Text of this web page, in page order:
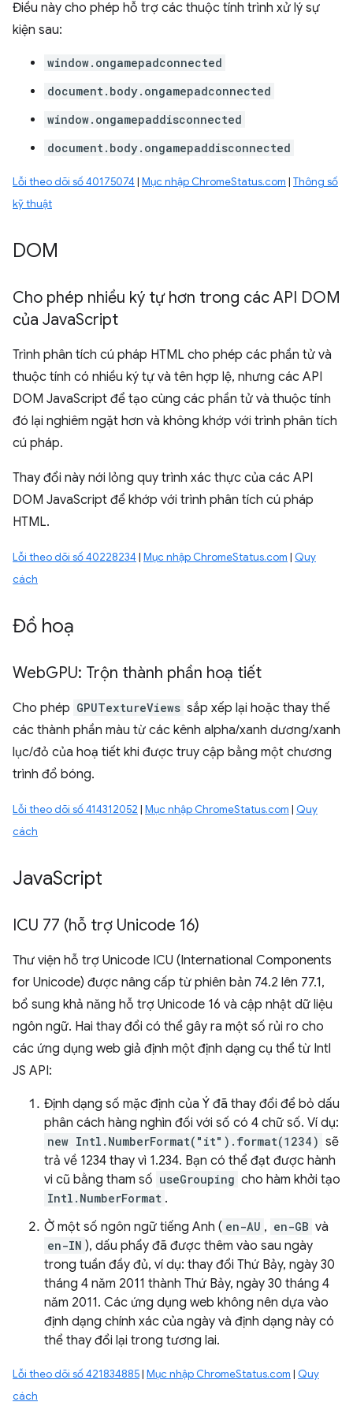
Điều này cho phép hỗ trợ các thuộc tính trình xử lý sự
kiện sau:
window.ongamepadconnected
document.body.ongamepadconnected
window.ongamepaddisconnected
document.body.ongamepaddisconnected
Lỗi theo dõi số 40175074 | Mục nhập ChromeStatus.com | Thông số
kỹ thuật
DOM
Cho phép nhiều ký tự hơn trong các API DOM
của JavaScript
Trình phân tích cú pháp HTML cho phép các phần tử và
thuộc tính có nhiều ký tự và tên hợp lệ, nhưng các API
DOM JavaScript để tạo cùng các phần tử và thuộc tính
đó lại nghiêm ngặt hơn và không khớp với trình phân tích
cú pháp.
Thay đổi này nới lỏng quy trình xác thực của các API
DOM JavaScript để khớp với trình phân tích cú pháp
HTML.
Lỗi theo dõi số 40228234 | Mục nhập ChromeStatus.com | Quy
cách
Đồ hoạ
WebGPU: Trộn thành phần hoạ tiết
Cho phép GPUTextureViews sắp xếp lại hoặc thay thế
các thành phần màu từ các kênh alpha/xanh dương/xanh
lục/đỏ của hoạ tiết khi được truy cập bằng một chương
trình đổ bóng.
Lỗi theo dõi số 414312052 | Mục nhập ChromeStatus.com | Quy
cách
JavaScript
ICU 77 (hỗ trợ Unicode 16)
Thư viện hỗ trợ Unicode ICU (International Components
for Unicode) được nâng cấp từ phiên bản 74.2 lên 77.1,
bổ sung khả năng hỗ trợ Unicode 16 và cập nhật dữ liệu
ngôn ngữ. Hai thay đổi có thể gây ra một số rủi ro cho
các ứng dụng web giả định một định dạng cụ thể từ Intl
JS API:
Định dạng số mặc định của Ý đã thay đổi để bỏ dấu
phân cách hàng nghìn đối với số có 4 chữ số. Ví dụ:
new Intl.NumberFormat("it").format(1234) sẽ
trả về 1234 thay vì 1.234. Bạn có thể đạt được hành
vi cũ bằng tham số useGrouping cho hàm khởi tạo
Intl.NumberFormat .
Ở một số ngôn ngữ tiếng Anh ( en-AU , en-GB và
en-IN ), dấu phẩy đã được thêm vào sau ngày
trong tuần đầy đủ, ví dụ: thay đổi Thứ Bảy, ngày 30
tháng 4 năm 2011 thành Thứ Bảy, ngày 30 tháng 4
năm 2011. Các ứng dụng web không nên dựa vào
định dạng chính xác của ngày và định dạng này có
thể thay đổi lại trong tương lai.
Lỗi theo dõi số 421834885| Mục nhập ChromeStatus.com | Quy
cách